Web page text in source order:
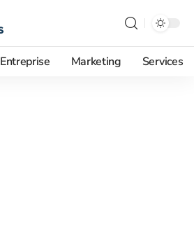
Entreprise Marketing Services